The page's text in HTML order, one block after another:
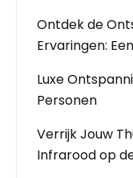
Ontdek de
Ervaringen:
Luxe
Personen
Verrijk Jouw
Infrarood op